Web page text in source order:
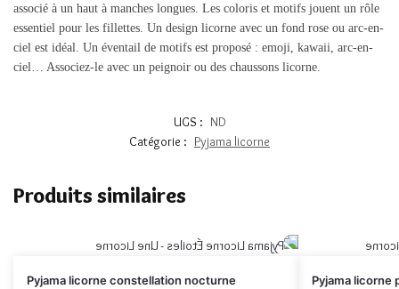
associé à un haut à manches longues. Les coloris et motifs jouent un rôle
essentiel pour les fillettes. Un design licorne avec un fond rose ou arc-en-
ciel est idéal. Un éventail de motifs est proposé : emoji, kawaii, arc-en-
ciel… Associez-le avec un peignoir ou des chaussons licorne.
UGS : ND
Catégorie : Pyjama licorne
Produits similaires
Pyjama licorne constellation nocturne Pyjama licorne